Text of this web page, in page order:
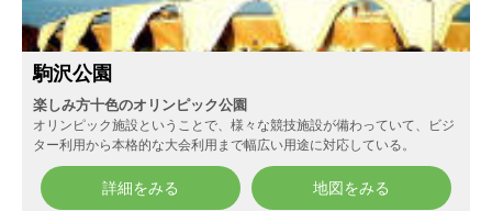
駒沢公園
楽しみ方十色のオリンピック公園
オリンピック施設ということで、様々な競技施設が備わっていて、ビジ
ター利用から本格的な大会利用まで幅広い用途に対応している。
詳細をみる 地図をみる